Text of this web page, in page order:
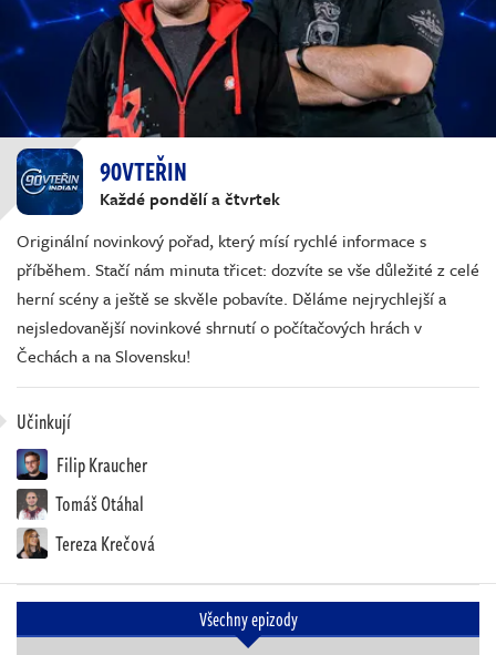
90VTEŘIN
Každé pondělí a čtvrtek
Originální novinkový pořad, který mísí rychlé informace s
příběhem. Stačí nám minuta třicet: dozvíte se vše důležité z celé
herní scény a ještě se skvěle pobavíte. Děláme nejrychlejší a
nejsledovanější novinkové shrnutí o počítačových hrách v
Čechách a na Slovensku!
Učinkují
Filip Kraucher
Tomáš Otáhal
Tereza Krečová
Všechny epizody